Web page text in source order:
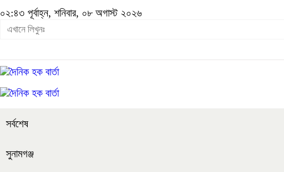
০২:৪৩ পূর্বাহ্ন, শনিবার, ০৮ অগাস্ট ২০২৬
সর্বশেষ
সুনামগঞ্জ